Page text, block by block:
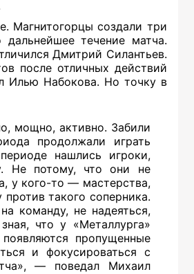
Магнитогорцы создали три
дальнейшее течение матча.
Дмитрий Силантьев.
после отличных действий
Илью Набокова. Но точку в
мощно, активно. Забили
продолжали играть
нашлись игроки,
Не потому, что они не
у кого-то — мастерства,
такого соперника.
команду, не надеяться,
что у «Металлурга»
пропущенные
и фокусироваться с
— поведал Михаил